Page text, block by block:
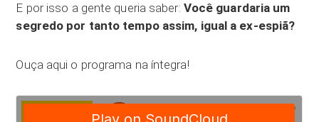
E por isso a gente queria saber: Você guardaria um
segredo por tanto tempo assim, igual a ex-espiã?
Ouça aqui o programa na íntegra!